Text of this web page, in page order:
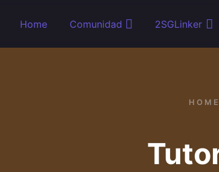
Home
Comunidad 2SGLinker
HOME